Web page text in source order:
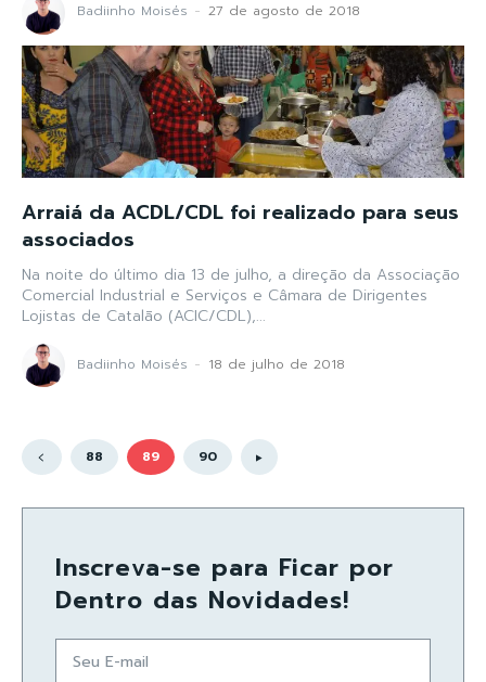
Badiinho Moisés - 27 de agosto de 2018
Arraiá da ACDL/CDL foi realizado para seus
associados
Na noite do último dia 13 de julho, a direção da Associação
Comercial Industrial e Serviços e Câmara de Dirigentes
Lojistas de Catalão (ACIC/CDL),...
Badiinho Moisés - 18 de julho de 2018
88 89 90
Inscreva-se para Ficar por
Dentro das Novidades!